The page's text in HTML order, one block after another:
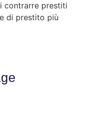
contrarre prestiti
di prestito più